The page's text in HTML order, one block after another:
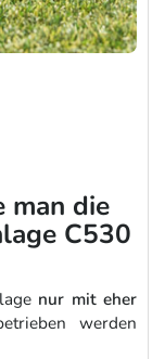
man die
C530
nur mit eher
werden